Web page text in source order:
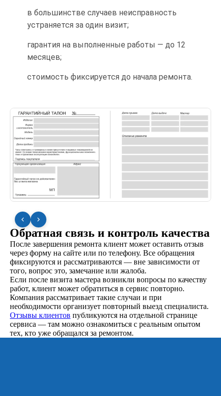
в большинстве случаев неисправность
устраняется за один визит;
гарантия на выполненные работы — до 12
месяцев;
стоимость фиксируется до начала ремонта.
Обратная связь и контроль качества
После завершения ремонта клиент может оставить отзыв
через форму на сайте или по телефону. Все обращения
фиксируются и рассматриваются — вне зависимости от
того, вопрос это, замечание или жалоба.
Если после визита мастера возникли вопросы по качеству
работ, клиент может обратиться в сервис повторно.
Компания рассматривает такие случаи и при
необходимости организует повторный выезд специалиста.
Отзывы клиентов публикуются на отдельной странице
сервиса — там можно ознакомиться с реальным опытом
тех, кто уже обращался за ремонтом.